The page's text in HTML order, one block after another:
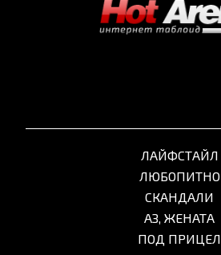
ЛАЙФСТАЙЛ
ЛЮБОПИТНО
СКАНДАЛИ
АЗ, ЖЕНАТА
ПОД ПРИЦЕЛ